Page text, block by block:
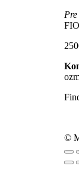
in
in
©
Go
to